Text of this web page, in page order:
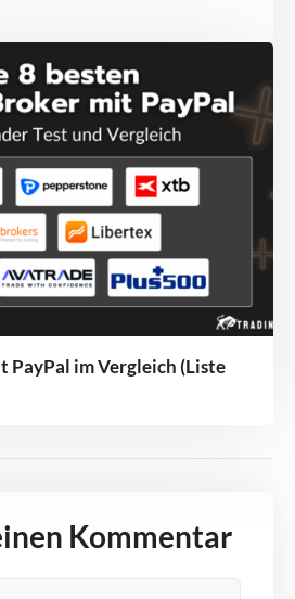
PayPal im Vergleich (Liste
Kommentar